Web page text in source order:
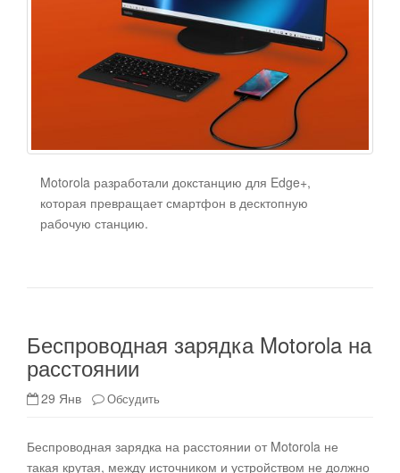
Motorola разработали докстанцию для Edge+,
которая превращает смартфон в десктопную
рабочую станцию.
Беспроводная зарядка Motorola на
расстоянии
29 Янв Обсудить
Беспроводная зарядка на расстоянии от Motorola не
такая крутая, между источником и устройством не должно